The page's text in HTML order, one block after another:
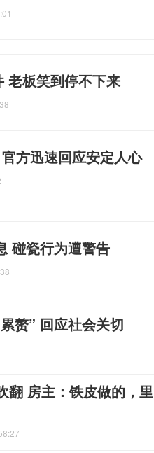
老板笑到停不下来
方迅速回应安定人心
碰瓷行为遭警告
赘” 回应社会关切
翻 房主：铁皮做的，里